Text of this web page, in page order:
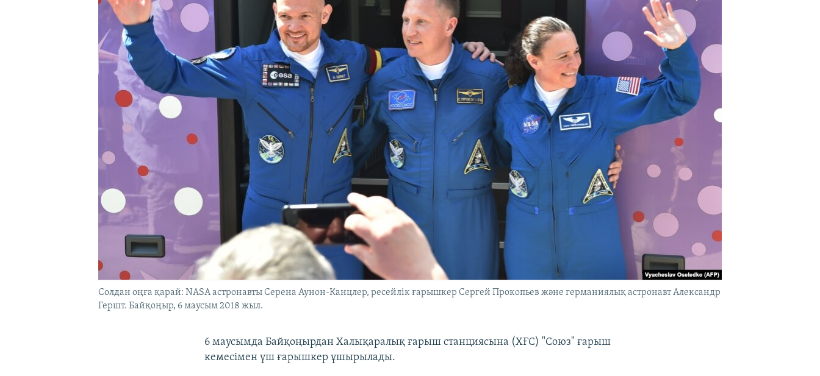
Солдан оңға қарай: NASA астронавты Серена Аунон-Канцлер, ресейлік ғарышкер Сергей Прокопьев және германиялық астронавт Александр
Гершт. Байқоңыр, 6 маусым 2018 жыл.
6 маусымда Байқоңырдан Халықаралық ғарыш станциясына (ХҒС) "Союз" ғарыш
кемесімен үш ғарышкер ұшырылады.